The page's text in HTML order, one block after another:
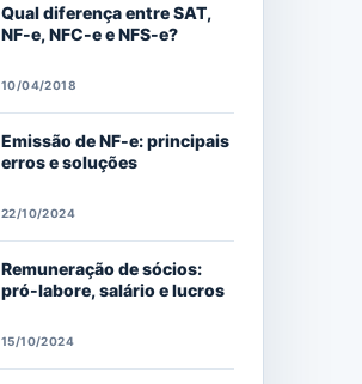
Qual diferença entre SAT,
NF-e, NFC-e e NFS-e?
10/04/2018
Emissão de NF-e: principais
erros e soluções
22/10/2024
Remuneração de sócios:
pró-labore, salário e lucros
15/10/2024